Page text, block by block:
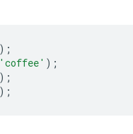
'coffee' );